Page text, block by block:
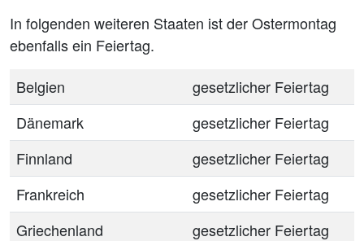
In folgenden weiteren Staaten ist der Ostermontag
ebenfalls ein Feiertag.
Belgien
gesetzlicher Feiertag
Dänemark
gesetzlicher Feiertag
Finnland
gesetzlicher Feiertag
Frankreich
gesetzlicher Feiertag
Griechenland
gesetzlicher Feiertag